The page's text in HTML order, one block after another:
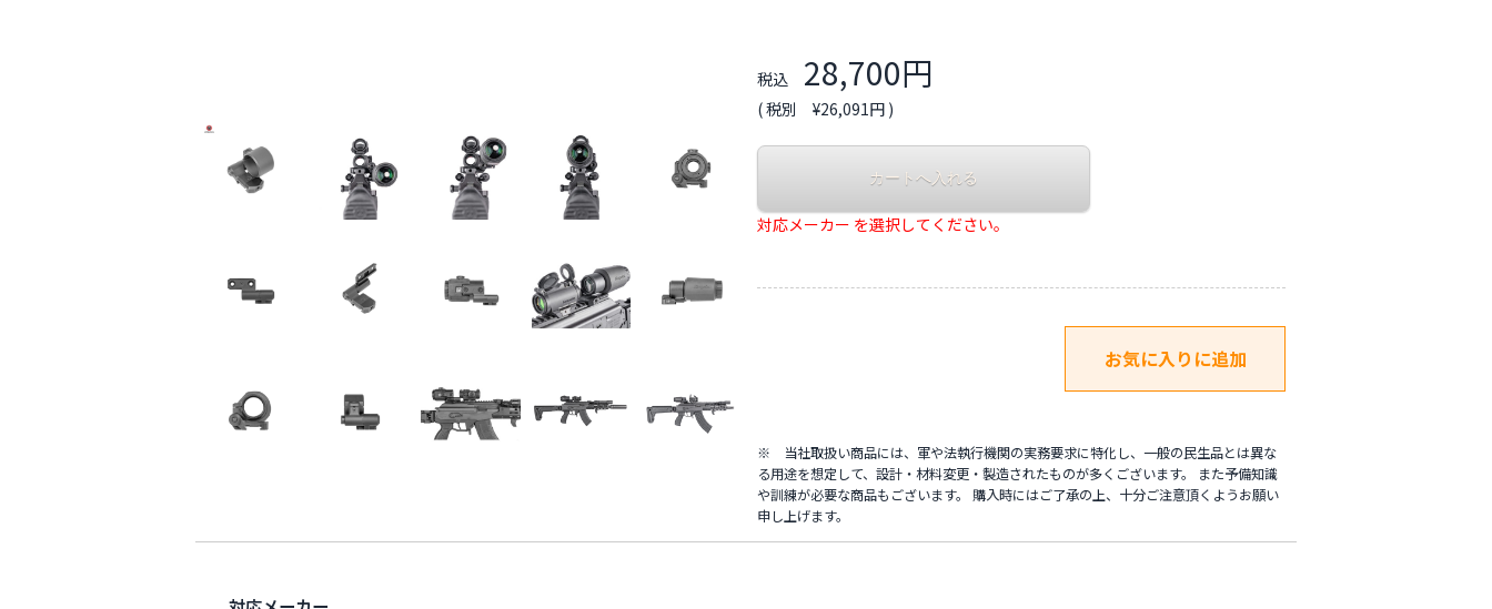
税込 28,700円
( 税別 ¥26,091円 )
対応メーカー を選択してください。
※ 当社取扱い商品には、軍や法執行機関の実務要求に特化し、一般の民生品とは異な
る用途を想定して、設計・材料変更・製造されたものが多くございます。 また予備知識
や訓練が必要な商品もございます。 購入時にはご了承の上、十分ご注意頂くようお願い
申し上げます。